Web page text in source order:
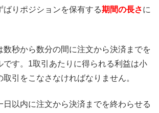
ばりポジションを保有する期間の長さに
数秒から数分の間に注文から決済までを
です。1取引あたりに得られる利益は小
引をこなさなければなりません。
日以内に注文から決済までを終わらせる